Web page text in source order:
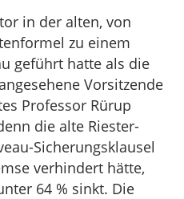
in der alten, von
zu einem
geführt hatte als die
Vorsitzende
Professor Rürup
die alte Riester-
Sicherungsklausel
verhindert hätte,
64 % sinkt. Die